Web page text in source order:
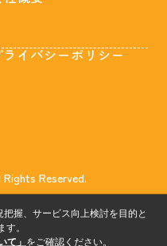
イバシーポリシー
Reserved.
握、サービス向上検討を目的と
。
て」 をご確認ください。